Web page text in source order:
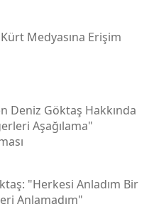
Medyasına Erişim
Deniz Göktaş Hakkında
Aşağılama"
"herkesi Anladım Bir
Anlamadım"